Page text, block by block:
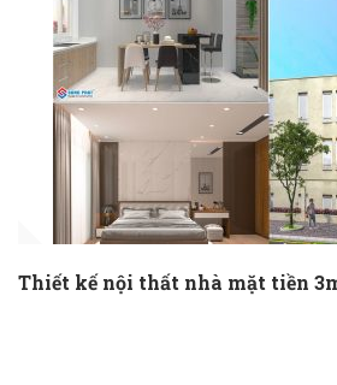
Thiết kế nội thất nhà mặt tiền